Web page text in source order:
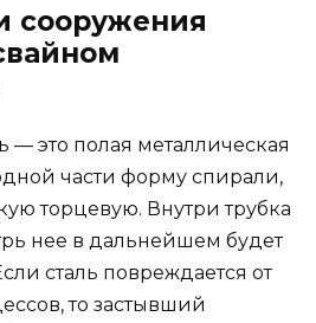
сооружения
— это полая металлическая
части форму спирали,
торцевую. Внутри трубка
нее в дальнейшем будет
сталь повреждается от
то застывший